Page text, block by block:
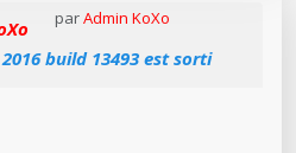
parAdmin KoXo
build 13493 est sorti